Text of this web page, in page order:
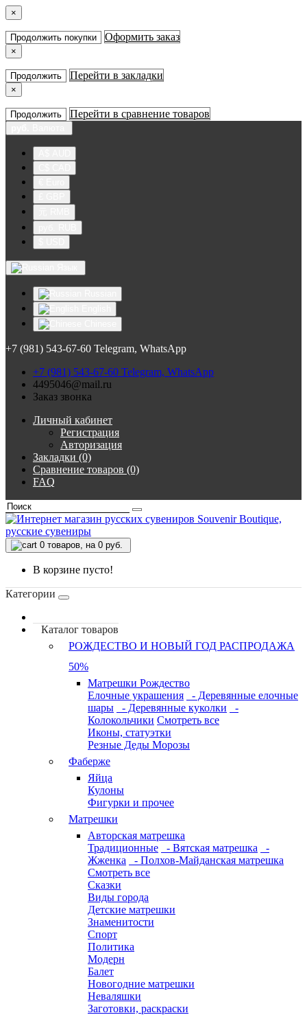
×
Продолжить покупки Оформить заказ
×
Продолжить Перейти в закладки
×
Продолжить Перейти в сравнение товаров
+7 (981) 543-67-60 Telegram, WhatsApp
+7 (981) 543-67-60 Telegram, WhatsApp
4495046@mail.ru
Заказ звонка
Личный кабинет
Регистрация
Авторизация
Закладки (0)
Сравнение товаров (0)
FAQ
0 товаров, на 0 руб.
В корзине пусто!
Категории
Каталог товаров
РОЖДЕСТВО И НОВЫЙ ГОД РАСПРОДАЖА
50%
Матрешки Рождество
Елочные украшения
- Деревянные елочные
шары
- Деревянные куколки
-
Колокольчики Смотреть все
Иконы, статуэтки
Резные Деды Морозы
Фаберже
Яйца
Кулоны
Фигурки и прочее
Матрешки
Авторская матрешка
Традиционные
- Вятская матрешка
-
Жженка
- Полхов-Майданская матрешка
Смотреть все
Сказки
Виды города
Детские матрешки
Знаменитости
Спорт
Политика
Модерн
Балет
Новогодние матрешки
Неваляшки
Заготовки, раскраски